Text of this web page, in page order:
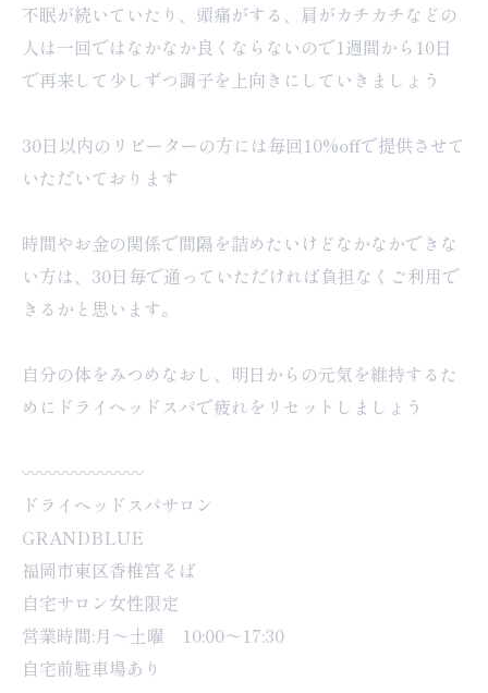
不眠が続いていたり、頭痛がする、肩がカチカチなどの
人は一回ではなかなか良くならないので1週間から10日
で再来して少しずつ調子を上向きにしていきましょう
30日以内のリピーターの方には毎回10%offで提供させて
いただいております
時間やお金の関係で間隔を詰めたいけどなかなかできな
い方は、30日毎で通っていただければ負担なくご利用で
きるかと思います。
自分の体をみつめなおし、明日からの元気を維持するた
めにドライヘッドスパで疲れをリセットしましょう
〰︎〰︎〰︎〰︎〰︎〰︎〰︎
ドライヘッドスパサロン
GRANDBLUE
福岡市東区香椎宮そば
自宅サロン女性限定
営業時間:月〜土曜 10:00〜17:30
自宅前駐車場あり